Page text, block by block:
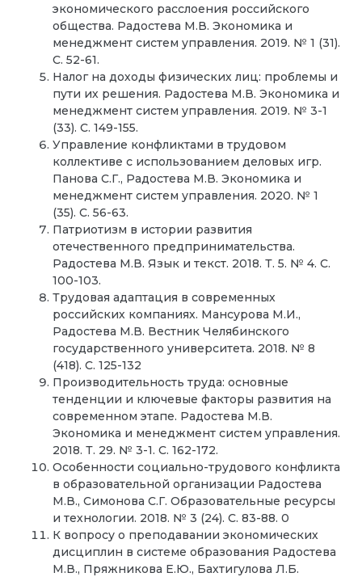
экономического расслоения российского
общества. Радостева М.В. Экономика и
менеджмент систем управления. 2019. № 1 (31).
С. 52-61.
Налог на доходы физических лиц: проблемы и
пути их решения. Радостева М.В. Экономика и
менеджмент систем управления. 2019. № 3-1
(33). С. 149-155.
Управление конфликтами в трудовом
коллективе с использованием деловых игр.
Панова С.Г., Радостева М.В. Экономика и
менеджмент систем управления. 2020. № 1
(35). С. 56-63.
Патриотизм в истории развития
отечественного предпринимательства.
Радостева М.В. Язык и текст. 2018. Т. 5. № 4. С.
100-103.
Трудовая адаптация в современных
российских компаниях. Мансурова М.И.,
Радостева М.В. Вестник Челябинского
государственного университета. 2018. № 8
(418). С. 125-132
Производительность труда: основные
тенденции и ключевые факторы развития на
современном этапе. Радостева М.В.
Экономика и менеджмент систем управления.
2018. Т. 29. № 3-1. С. 162-172.
Особенности социально-трудового конфликта
в образовательной организации Радостева
М.В., Симонова С.Г. Образовательные ресурсы
и технологии. 2018. № 3 (24). С. 83-88. 0
К вопросу о преподавании экономических
дисциплин в системе образования Радостева
М.В., Пряжникова Е.Ю., Бахтигулова Л.Б.